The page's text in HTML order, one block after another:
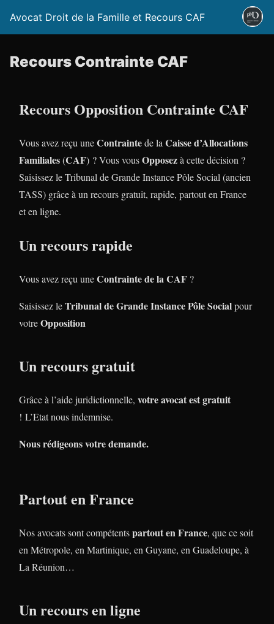
Avocat Droit de la Famille et Recours CAF
Recours Contrainte CAF
Recours Opposition Contrainte CAF
Vous avez reçu uneContraintede la Caisse d’Allocations
Familiales(CAF) ? Vous vousOpposezà cette décision ?
Saisissez le Tribunal de Grande Instance Pôle Social (ancien
TASS) grâce à un recours gratuit, rapide, partout en France
et en ligne.
Un recours rapide
Vous avez reçu uneContrainte de la CAF ?
Saisissez leTribunal de Grande Instance Pôle Socialpour
votreOpposition
Un recours gratuit
Grâce à l’aide juridictionnelle, votre avocat est gratuit
! L’Etat nous indemnise.
Nous rédigeons votre demande.
Partout en France
Nos avocats sont compétentspartout en France, que ce soit
en Métropole, en Martinique, en Guyane, en Guadeloupe, à
La Réunion…
Un recours en ligne